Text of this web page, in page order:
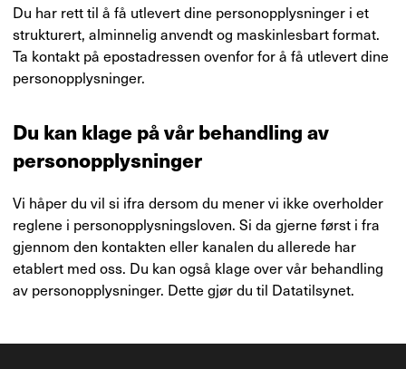
Du har rett til å få utlevert dine personopplysninger i et
strukturert, alminnelig anvendt og maskinlesbart format.
Ta kontakt på epostadressen ovenfor for å få utlevert dine
personopplysninger.
Du kan klage på vår behandling av
personopplysninger
Vi håper du vil si ifra dersom du mener vi ikke overholder
reglene i personopplysningsloven. Si da gjerne først i fra
gjennom den kontakten eller kanalen du allerede har
etablert med oss. Du kan også klage over vår behandling
av personopplysninger. Dette gjør du til Datatilsynet.